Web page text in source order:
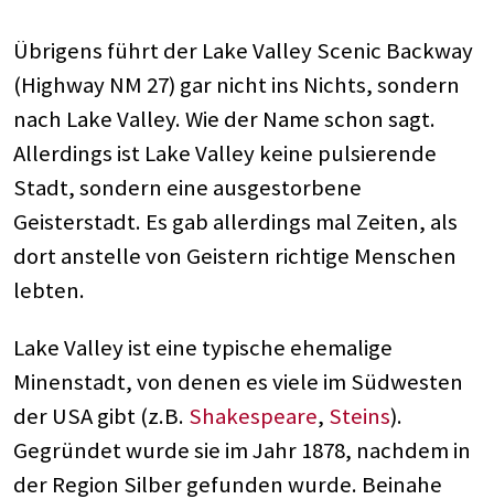
Übrigens führt der Lake Valley Scenic Backway
(Highway NM 27) gar nicht ins Nichts, sondern
nach Lake Valley. Wie der Name schon sagt.
Allerdings ist Lake Valley keine pulsierende
Stadt, sondern eine ausgestorbene
Geisterstadt. Es gab allerdings mal Zeiten, als
dort anstelle von Geistern richtige Menschen
lebten.
Lake Valley ist eine typische ehemalige
Minenstadt, von denen es viele im Südwesten
der USA gibt (z.B. Shakespeare, Steins).
Gegründet wurde sie im Jahr 1878, nachdem in
der Region Silber gefunden wurde. Beinahe